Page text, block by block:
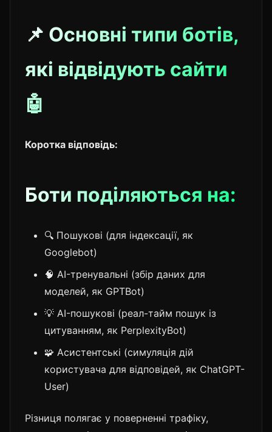
📌 Основні типи ботів,
які відвідують сайти
🤖
Коротка відповідь:
Боти поділяються на:
🔍 Пошукові (для індексації, як
Googlebot)
🧠 AI-тренувальні (збір даних для
моделей, як GPTBot)
💡 AI-пошукові (реал-тайм пошук із
цитуванням, як PerplexityBot)
🧩 Асистентські (симуляція дій
користувача для відповідей, як ChatGPT-
User)
Різниця полягає у поверненні трафіку,